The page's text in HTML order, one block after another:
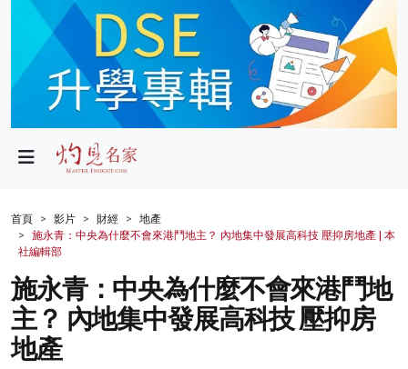
政局
財經
生活
健康
商業
科技
首頁 影片 財經
地產
施永青：中央為什麼不會來港鬥地主？ 內地集中發展高科技 壓抑房地產 | 本
社編輯部
施永青：中央為什麼不會來港鬥地
主？ 內地集中發展高科技 壓抑房
地產